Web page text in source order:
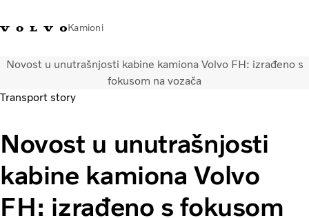
Kamioni
Volvo Trucks Bosna i
Prodavaonica Volvo Trucks
promo materijala
Prijava
Bosna I
Kamioni
Kampanje
Usluge
Lokator distributera
Vijesti
Novost u unutrašnjosti kabine kamiona Volvo FH: izrađeno s
fokusom na vozača
Transport story
Novost u unutrašnjosti
kabine kamiona Volvo
FH: izrađeno s fokusom